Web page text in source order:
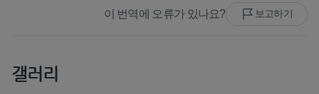
이 번역에 오류가 있나요? 보고하기
갤러리